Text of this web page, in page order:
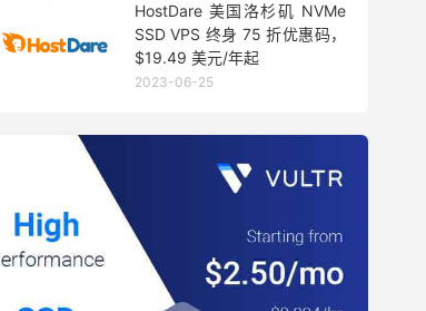
HostDare 美国洛杉矶 NVMe
SSD VPS 终身 75 折优惠码，
$19.49 美元/年起
2023-06-25